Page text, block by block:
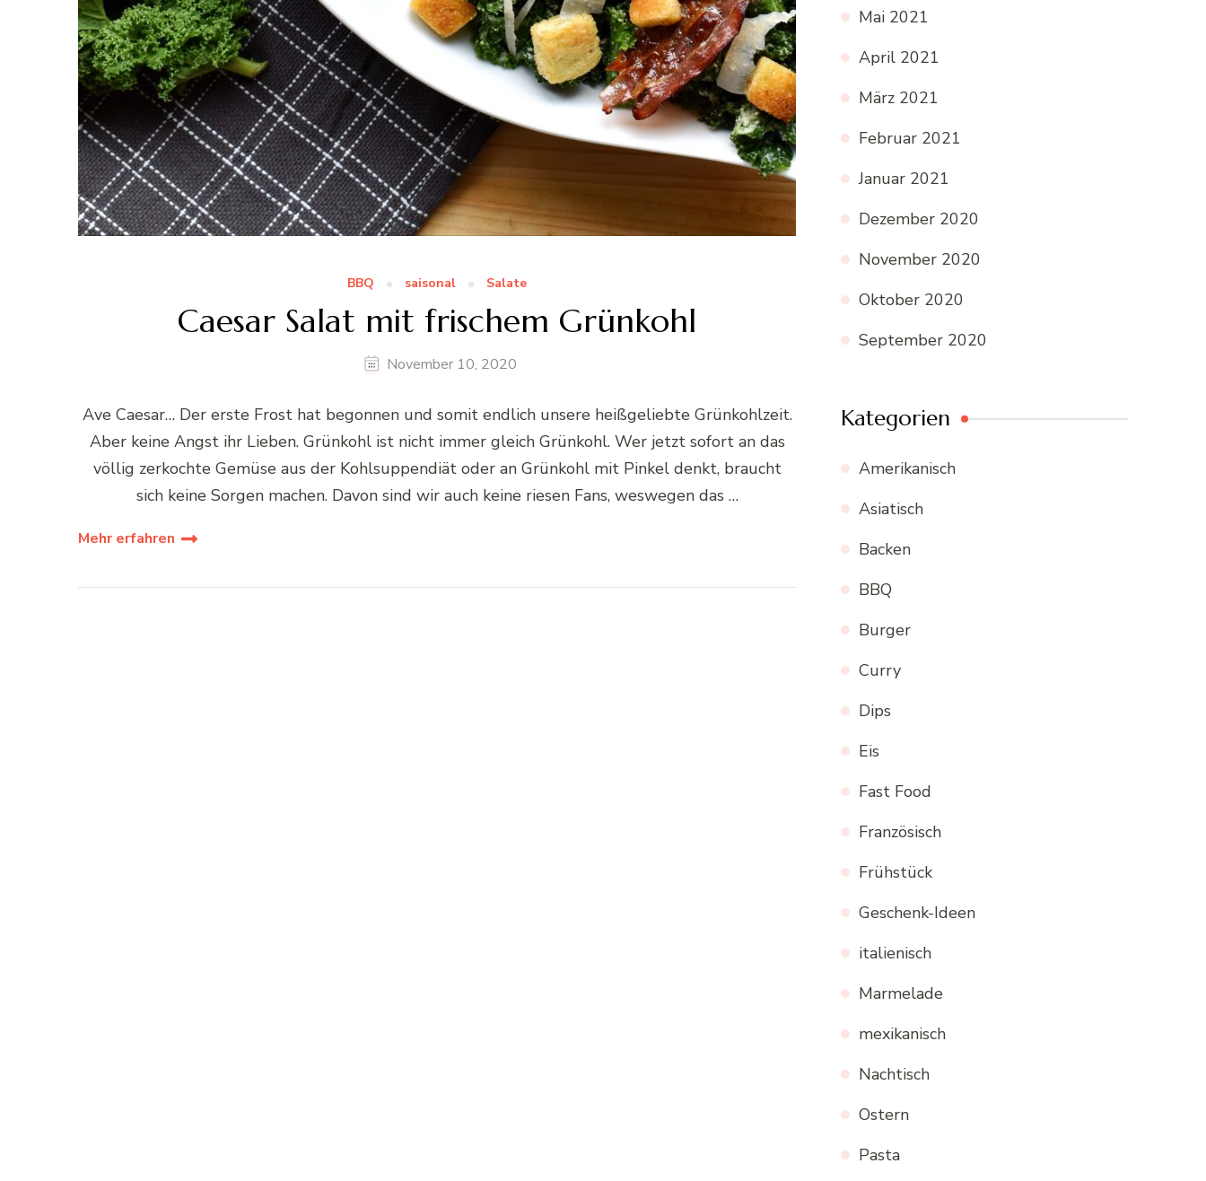
BBQ saisonal Salate
Caesar Salat mit frischem Grünkohl
November 10, 2020
Ave Caesar… Der erste Frost hat begonnen und somit endlich unsere heißgeliebte Grünkohlzeit.
Aber keine Angst ihr Lieben. Grünkohl ist nicht immer gleich Grünkohl. Wer jetzt sofort an das
völlig zerkochte Gemüse aus der Kohlsuppendiät oder an Grünkohl mit Pinkel denkt, braucht
sich keine Sorgen machen. Davon sind wir auch keine riesen Fans, weswegen das …
Mehr erfahren
Mai 2021
April 2021
März 2021
Februar 2021
Januar 2021
Dezember 2020
November 2020
Oktober 2020
September 2020
Kategorien
Amerikanisch
Asiatisch
Backen
BBQ
Burger
Curry
Dips
Eis
Fast Food
Französisch
Frühstück
Geschenk-Ideen
italienisch
Marmelade
mexikanisch
Nachtisch
Ostern
Pasta